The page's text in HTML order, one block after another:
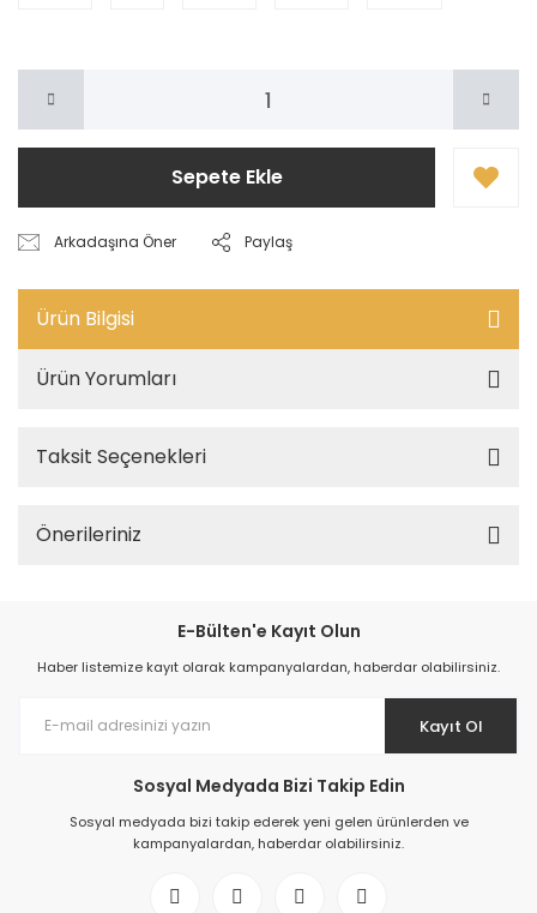
Sepete Ekle
Arkadaşına Öner Paylaş
Ürün Bilgisi
Ürün Yorumları
Taksit Seçenekleri
Önerileriniz
E-Bülten'e Kayıt Olun
Haber listemize kayıt olarak kampanyalardan, haberdar olabilirsiniz.
Kayıt Ol
Sosyal Medyada Bizi Takip Edin
Sosyal medyada bizi takip ederek yeni gelen ürünlerden ve
kampanyalardan, haberdar olabilirsiniz.